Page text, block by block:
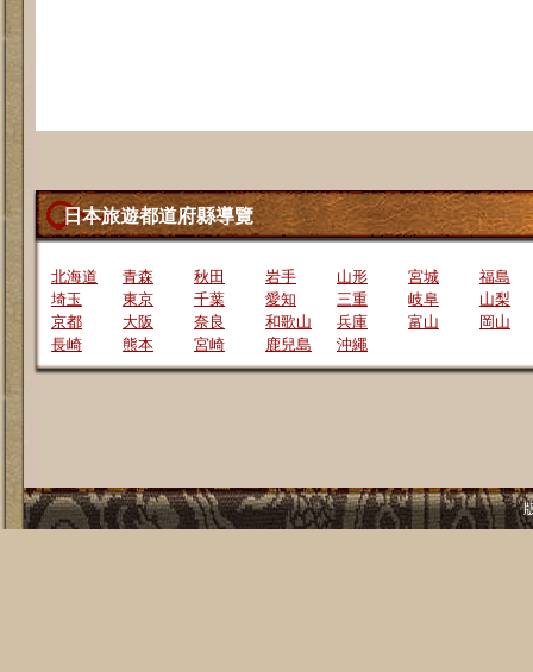
日本旅遊都道府縣導覽
北海道 青森 秋田 岩手 山形 宮城
福島
埼玉
東京 千葉 愛知 三重 岐阜
山梨
京都
大阪 奈良 和歌山 兵庫 富山
岡山
長崎
熊本 宮崎 鹿兒島 沖繩